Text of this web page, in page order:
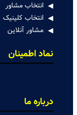
انتخاب مشاور
انتخاب کلینیک
مشاور آنلاین
نماد اطمینان
درباره ما